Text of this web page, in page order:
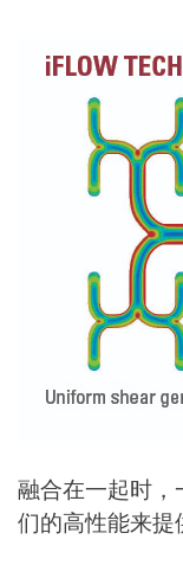
融合在一起时
们的高性能来提